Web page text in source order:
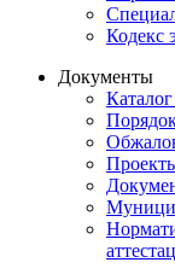
Кодекс
Документы